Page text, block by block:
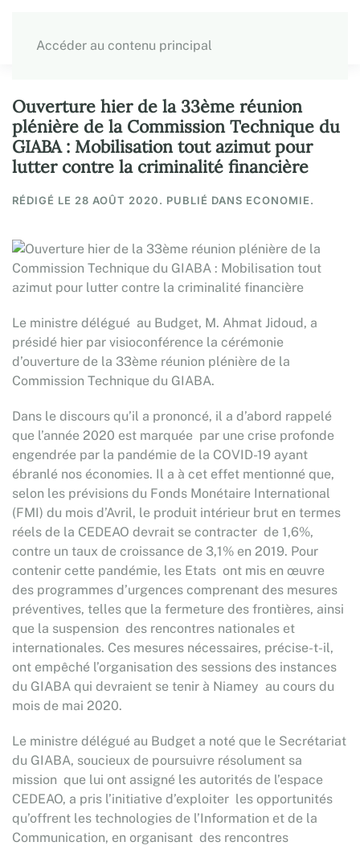
Accéder au contenu principal
Ouverture hier de la 33ème réunion
plénière de la Commission Technique du
GIABA : Mobilisation tout azimut pour
lutter contre la criminalité financière
RÉDIGÉ LE 28 AOÛT 2020. PUBLIÉ DANS ECONOMIE.
Le ministre délégué au Budget, M. Ahmat Jidoud, a
présidé hier par visioconférence la cérémonie
d’ouverture de la 33ème réunion plénière de la
Commission Technique du GIABA.
Dans le discours qu’il a prononcé, il a d’abord rappelé
que l’année 2020 est marquée par une crise profonde
engendrée par la pandémie de la COVID-19 ayant
ébranlé nos économies. Il a à cet effet mentionné que,
selon les prévisions du Fonds Monétaire International
(FMI) du mois d’Avril, le produit intérieur brut en termes
réels de la CEDEAO devrait se contracter de 1,6%,
contre un taux de croissance de 3,1% en 2019. Pour
contenir cette pandémie, les Etats ont mis en œuvre
des programmes d’urgences comprenant des mesures
préventives, telles que la fermeture des frontières, ainsi
que la suspension des rencontres nationales et
internationales. Ces mesures nécessaires, précise-t-il,
ont empêché l’organisation des sessions des instances
du GIABA qui devraient se tenir à Niamey au cours du
mois de mai 2020.
Le ministre délégué au Budget a noté que le Secrétariat
du GIABA, soucieux de poursuivre résolument sa
mission que lui ont assigné les autorités de l’espace
CEDEAO, a pris l’initiative d’exploiter les opportunités
qu’offrent les technologies de l’Information et de la
Communication, en organisant des rencontres